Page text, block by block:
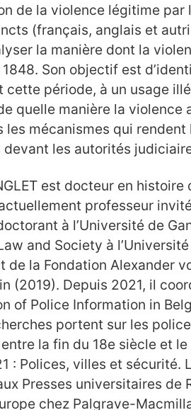
de la violence légitime par
(français, anglais et
la manière dont la
Son objectif est
cette période, à un usage
quelle manière la
les mécanismes qui
devant les autorités
est docteur en
professeur
à l’Université de
and Society à
de la Fondation Alexander
(2019). Depuis 2021, il
of Police Information in
portent sur les
la fin du 18e siècle et
: Polices, villes et sécurité.
Presses universitaires de
chez Palgrave-